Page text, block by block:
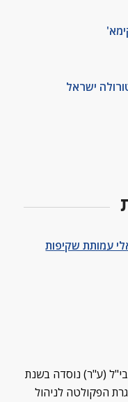
ישראל
עמותת שקיפות
(ע"ר) נוסדה בשנת
הפקולטה לניהול